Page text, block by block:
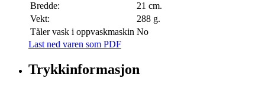
Bredde:
21 cm.
Vekt:
288 g.
Tåler vask i oppvaskmaskin No
Last ned varen som PDF
Trykkinformasjon